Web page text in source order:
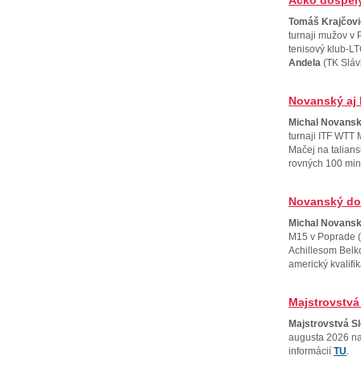
Tomáš
turnaji mužov v
tenisový klub-
Andela (TK
Novanský aj
Michal
turnaji ITF WTT
Mačej na
rovných 100
Novanský
Michal
M15 v Poprade
Achillesom
americký
Majstrovstvá
augusta 2026
informácií TU.